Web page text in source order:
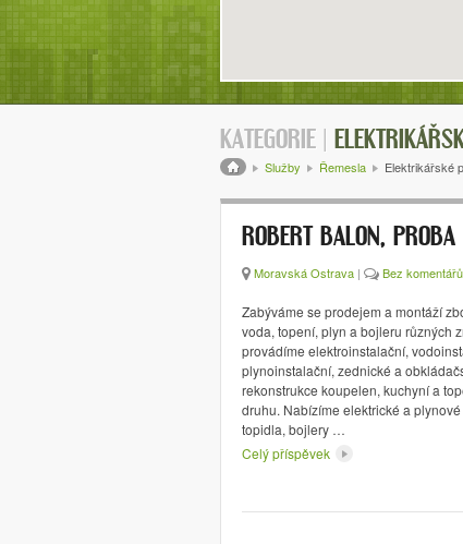
KATEGORIE |
Drobečková navigace
Služby Řemesla Elektrikářské
ROBERT BALON, PROBA
Moravská Ostrava | Bez komentářů
Zabýváme se prodejem a montáží
voda, topení, plyn a bojleru různých
provádíme elektroinstalační,
plynoinstalační, zednické a
rekonstrukce koupelen, kuchyní a
druhu. Nabízíme elektrické a plynové
topidla, bojlery …
Celý příspěvek